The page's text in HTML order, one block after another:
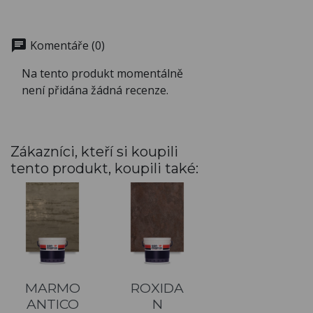
chat Komentáře (0)
Na tento produkt momentálně
není přidána žádná recenze.
Zákazníci, kteří si koupili
tento produkt, koupili také:
MARMO
ANTICO
ROXIDA
N